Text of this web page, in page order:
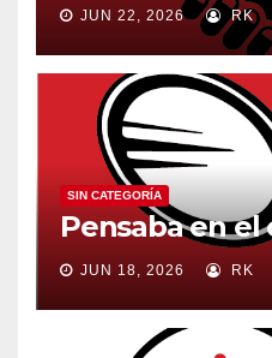
JUN 22, 2026 RK
SIN CATEGORÍA
Pensaba en el
JUN 18, 2026 RK